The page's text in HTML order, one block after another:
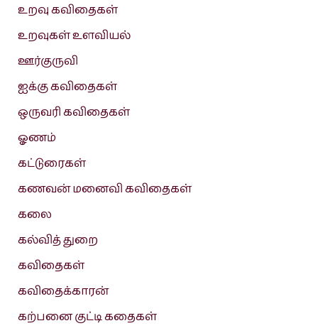
உறவு கவிதைகள்
உறவுகள் உளவியல்
ஊர்குருவி
ஐக்கு கவிதைகள்
ஒருவரி கவிதைகள்
ஓணம்
கட்டுரைகள்
கணவன் மனைவி கவிதைகள்
கலை
கல்வித் துறை
கவிதைகள்
கவிதைக்காரன்
கற்பனை குட்டி கதைகள்